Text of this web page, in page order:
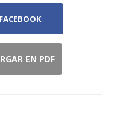
FACEBOOK
EN PDF